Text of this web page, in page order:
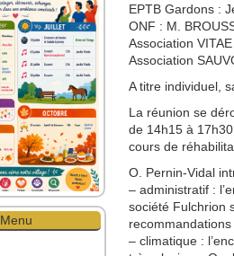
Menu
EPTB Gardons :
ONF : M.
Association
Association
A titre individuel,
La réunion se
de 14h15 à
cours de
O. Pernin-Vidal
– administratif :
société Fulchrion
– climatique :